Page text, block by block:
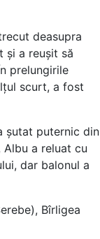
deasupra
și a reușit să
prelungirile
scurt, a fost
șutat puternic din
a reluat cu
dar balonul a
Bîrligea